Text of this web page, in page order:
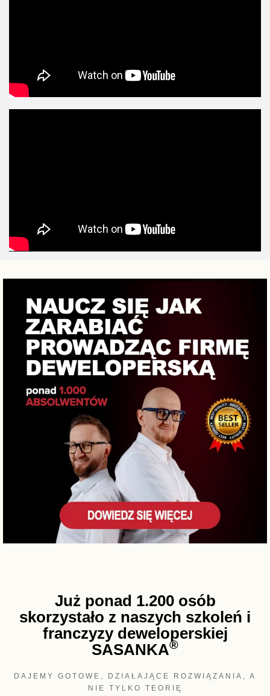
Już ponad 1.200 osób
skorzystało z naszych szkoleń i
franczyzy deweloperskiej
SASANKA®
DAJEMY GOTOWE, DZIAŁAJĄCE ROZWIĄZANIA, A
NIE TYLKO TEORIĘ